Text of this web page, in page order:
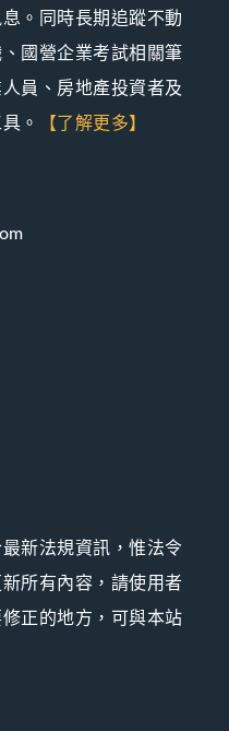
。同時長期追蹤不動
國營企業考試相關筆
員、房地產投資者及
。
【了解更多】
新法規資訊，惟法令
所有內容，請使用者
正的地方，可與本站